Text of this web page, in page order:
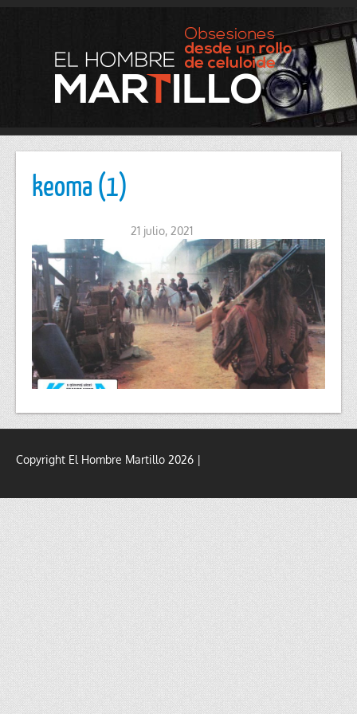
keoma (1)
21 julio, 2021
Copyright El Hombre Martillo 2026 |